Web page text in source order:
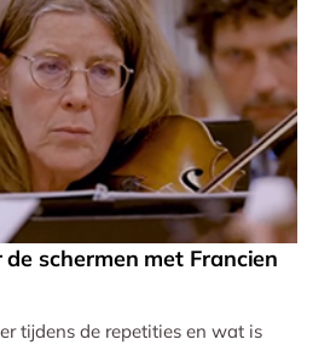
schermen met Francien
tijdens de repetities en wat is